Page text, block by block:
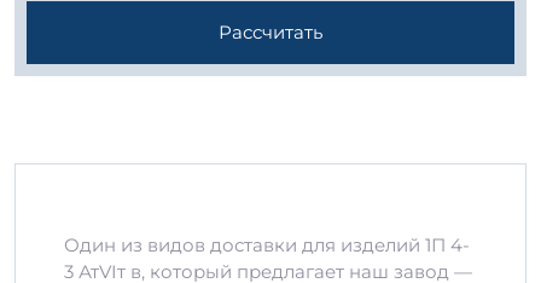
Рассчитать
Один из видов доставки для изделий 1П 4-
3 АтVIт в, который предлагает наш завод —